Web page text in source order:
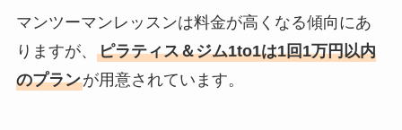
マンツーマンレッスンは料金が高くなる傾向にあ
りますが、 ピラティス＆ジム1to1は1回1万円以内
のプランが用意されています。